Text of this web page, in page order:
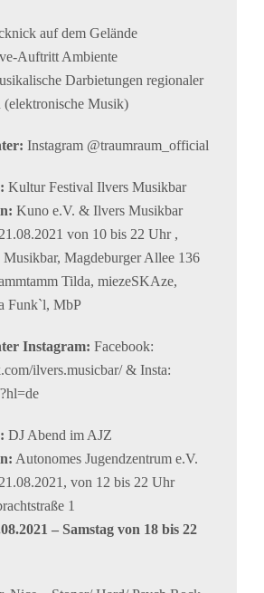
auf dem Gelände
Auftritt Ambiente
Darbietungen regionaler
Musik)
Instagram @traumraum_official
Kultur Festival Ilvers Musikbar
Kuno e.V. & Ilvers Musikbar
21.08.2021 von 10 bis 22 Uhr ,
Magdeburger Allee 136
Tilda, miezeSKAze,
Funk`l, MbP
Instagram: Facebook:
ilvers.musicbar/ & Insta:
DJ Abend im AJZ
Autonomes Jugendzentrum e.V.
21.08.2021, von 12 bis 22 Uhr
1
– Samstag von 18 bis 22